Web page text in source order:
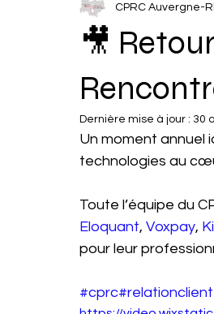
Actions liées à l'emploi
🎥
CPRC Auvergne-
Dernière mise à jour : 30
Un moment annuel
technologies au
Toute l’équipe du
Eloquant, Voxpay,
pour leur
#cprc#relationclient